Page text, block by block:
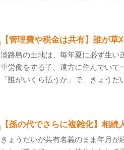
【管理費や税金は共有】誰が
淡路島の土地は、毎年夏に必ず生い
重労働をする子、遠方に住んでいて
「誰がいくら払うか」で、きょうだ
【孫の代でさらに複雑化】相
きょうだいが共有名義のまま年月